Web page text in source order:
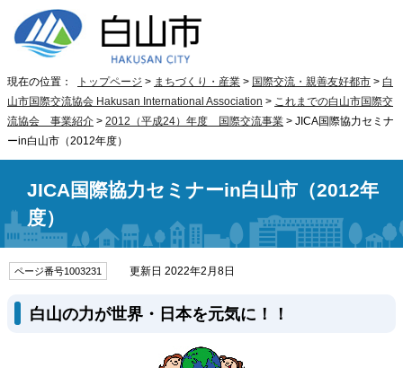
現在の位置： トップページ > まちづくり・産業 > 国際交流・親善友好都市 > 白
山市国際交流協会 Hakusan International Association > これまでの白山市国際交
流協会 事業紹介 > 2012（平成24）年度 国際交流事業 > JICA国際協力セミナ
ーin白山市（2012年度）
JICA国際協力セミナーin白山市（2012年
度）
ページ番号1003231 更新日 2022年2月8日
白山の力が世界・日本を元気に！！